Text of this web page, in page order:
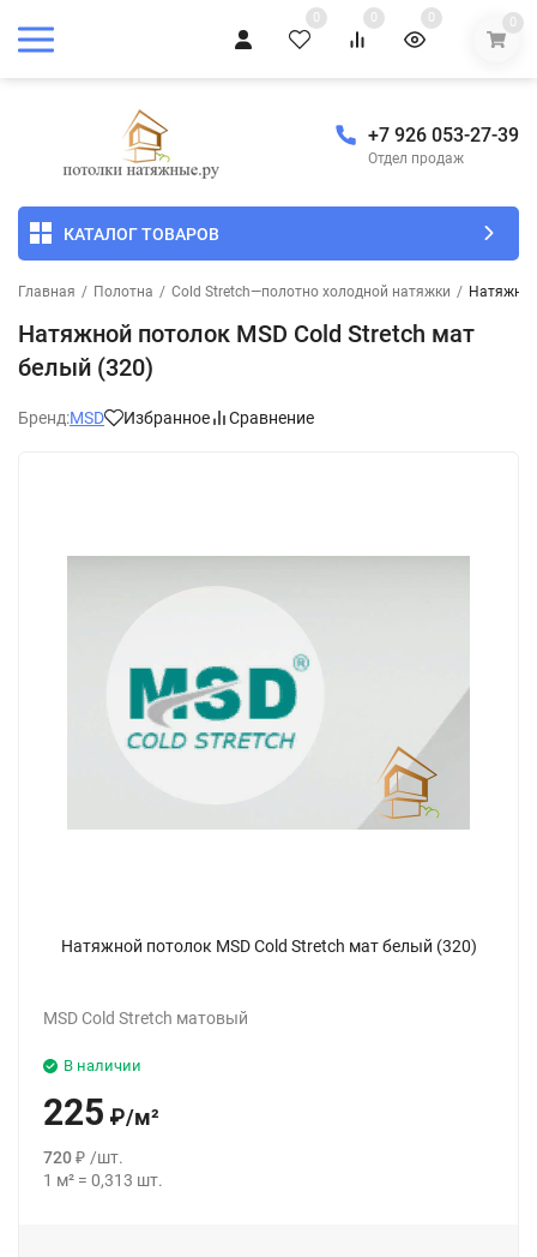
0 0 0 0
+7 926 053-27-39
Отдел продаж
КАТАЛОГ ТОВАРОВ
Главная / Полотна / Cold Stretch—полотно холодной натяжки /
Натяжной потолок MSD Cold Stretch мат
белый (320)
Бренд:MSD Избранное Сравнение
Натяжной потолок MSD Cold Stretch мат белый (320)
MSD Cold Stretch матовый
В наличии
225 ₽/м²
720₽ /шт.
1 м² = 0,313 шт.